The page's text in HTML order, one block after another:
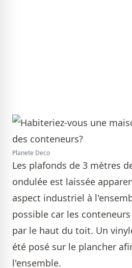
Planete Deco
Les plafonds de 3 mètres
ondulée est laissée
aspect industriel à
possible car les
par le haut du toit. Un
été posé sur le plancher
l'ensemble.